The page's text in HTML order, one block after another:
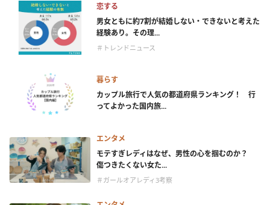
恋する
男女ともに約7割が結婚しない・できないと考えた
経験あり。その理...
＃トレンドニュース
暮らす
カップル旅行で人気の都道府県ランキング！ 行
ってよかった国内旅...
エンタメ
モテすぎレディはなぜ、男性の心を掴むのか？
傷つきたくない女た...
＃ガールオアレディ3考察